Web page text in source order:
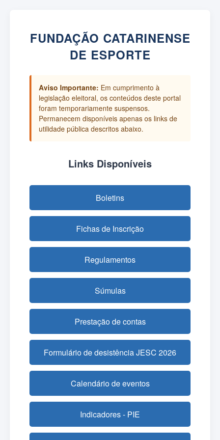
FUNDAÇÃO CATARINENSE
DE ESPORTE
Aviso Importante: Em cumprimento à
legislação eleitoral, os conteúdos deste portal
foram temporariamente suspensos.
Permanecem disponíveis apenas os links de
utilidade pública descritos abaixo.
Links Disponíveis
Boletins
Fichas de Inscrição
Regulamentos
Súmulas
Prestação de contas
Formulário de desistência JESC 2026
Calendário de eventos
Indicadores - PIE